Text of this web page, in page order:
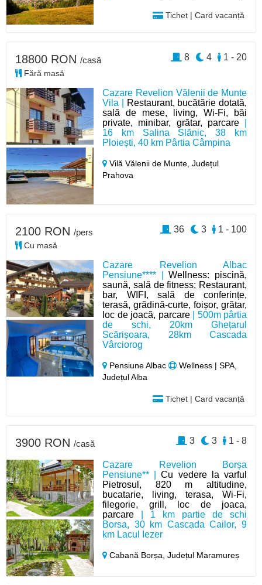
Tichet | Card vacanță
Cazare Revelion Vălenii de Munte
Vila |
Restaurant, bucătărie dotată,
sală de mese, living, Wi-Fi, băi
private, minibar, grătar, parcare|
16 km Salina Slănic, 38 km
Ploiești, 40 km Pârtia Câmpina
Vilă Vălenii de Munte,Județul
Prahova
18800 RON /casă
Fără masă
1 - 20
4
8
Cazare Revelion Albac
Pensiune**** |Wellness: piscină,
saună, sală de fitness; Restaurant,
bar, WIFI, sală de conferințe,
terasă, grădină-curte, foișor, grătar,
loc de joacă, parcare| 500m pârtia
de schi, 20km Ghețarul
Scărișoara, 28km Cascada
Vârciorog
Pensiune Albac
Wellness | SPA,
Județul Alba
Tichet | Card vacanță
2100 RON /pers
Cu masă
1 - 100
3
36
Cazare Revelion Borșa
Pensiune** |Cu vedere la varful
Pietrosul, 820 m altitudine,
bucatarie, living, terasa, Wi-Fi,
filegorie, grill, loc de joaca,
parcare | 1 km partie de schi
Borsa, 30 km Cascada Cailor, 9
km Lacul Iezer
Cabană Borșa,Județul Maramureș
3900 RON /casă 1 - 8
3
3